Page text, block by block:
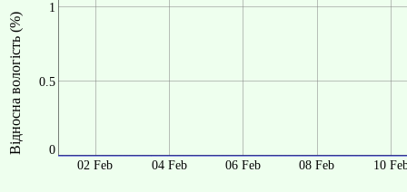
Відносна вологість (%) 0
0.5
1
02 Feb 04 Feb 06 Feb 08 Feb 10